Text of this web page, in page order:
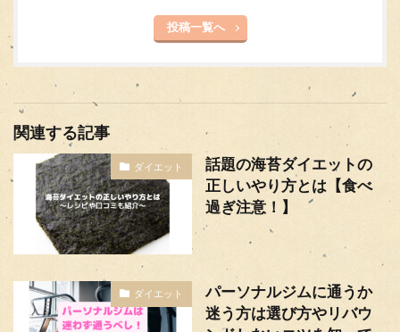
投稿一覧へ
関連する記事
ダイエット
話題の海苔ダイエットの
正しいやり方とは【食べ
過ぎ注意！】
ダイエット
パーソナルジムに通うか
迷う方は選び方やリバウ